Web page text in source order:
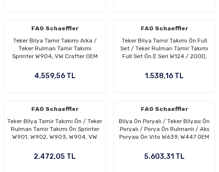
FAG Schaeffler
Teker Bilya Tamir Takımı Arka /
Teker Rulman Tamir Takımı
Sprinter W904, VW Crafter OEM
A0029812205, A0059815305,
A0059815505, A0219975547,
4.559,56 TL
FAG Schaeffler
Teker Bilya Tamir Takımı Ön Full
Set / Teker Rulman Tamir Takımı
Full Set Ön E Seri W124 / 200D,
E320, OEM A2013300251,
2013300251
1.538,16 TL
FAG Schaeffler
Teker Bilya Tamir Takımı Ön / Teker
Rulman Tamir Takımı Ön Sprinter
W901, W902, W903, W904, VW
9013301025
2.472,05 TL
FAG Schaeffler
Bilya Ön Poryalı / Teker Bilyası Ön
Poryalı / Porya Ön Rulmanlı / Aks
Poryası Ön Vito W639, W447 OEM
5.603,31 TL